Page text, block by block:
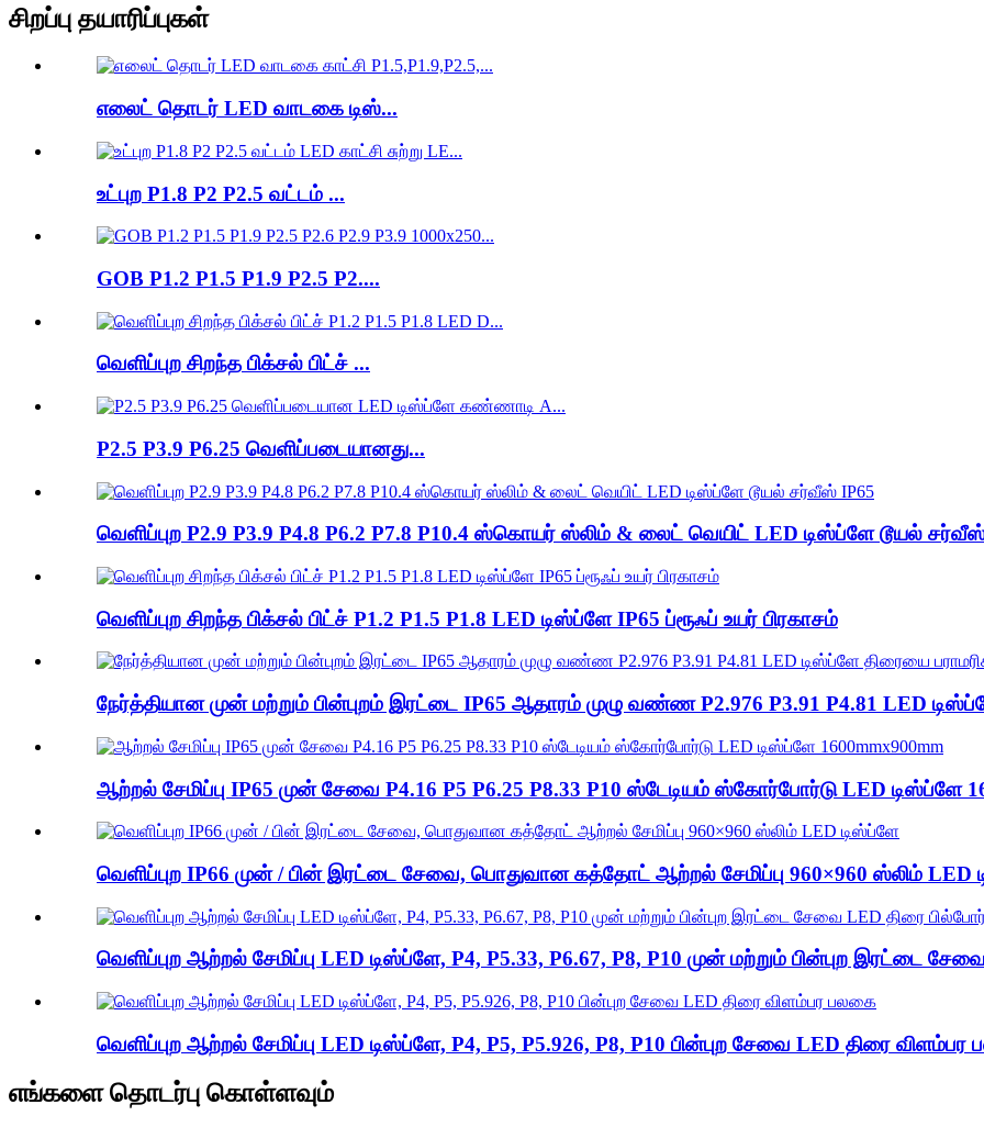
சிறப்பு தயாரிப்புகள்
எலைட் தொடர் LED வாடகை டிஸ்...
உட்புற P1.8 P2 P2.5 வட்டம் ...
GOB P1.2 P1.5 P1.9 P2.5 P2....
வெளிப்புற சிறந்த பிக்சல் பிட்ச் ...
P2.5 P3.9 P6.25 வெளிப்படையானது...
வெளிப்புற P2.9 P3.9 P4.8 P6.2 P7.8 P10.4 ஸ்கொயர் ஸ்லிம் & லைட் வெயிட் LED டிஸ்ப்ளே டூயல்
வெளிப்புற சிறந்த பிக்சல் பிட்ச் P1.2 P1.5 P1.8 LED டிஸ்ப்ளே IP65 ப்ரூஃப் உயர் பிரகாசம்
நேர்த்தியான முன் மற்றும் பின்புறம் இரட்டை IP65 ஆதாரம் முழு வண்ண P2.976 P3.91 P4.81 LED
ஆற்றல் சேமிப்பு IP65 முன் சேவை P4.16 P5 P6.25 P8.33 P10 ஸ்டேடியம் ஸ்கோர்போர்டு LED டிஸ்ப்ளே
வெளிப்புற IP66 முன் / பின் இரட்டை சேவை, பொதுவான கத்தோட் ஆற்றல் சேமிப்பு 960×960 ஸ்லிம் LED
வெளிப்புற ஆற்றல் சேமிப்பு LED டிஸ்ப்ளே, P4, P5.33, P6.67, P8, P10 முன் மற்றும் பின்புற இரட்டை
வெளிப்புற ஆற்றல் சேமிப்பு LED டிஸ்ப்ளே, P4, P5, P5.926, P8, P10 பின்புற சேவை LED திரை விளம்பர
எங்களை தொடர்பு கொள்ளவும்